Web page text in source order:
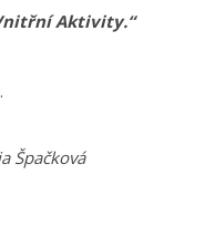
Aktivity.“
Špačková